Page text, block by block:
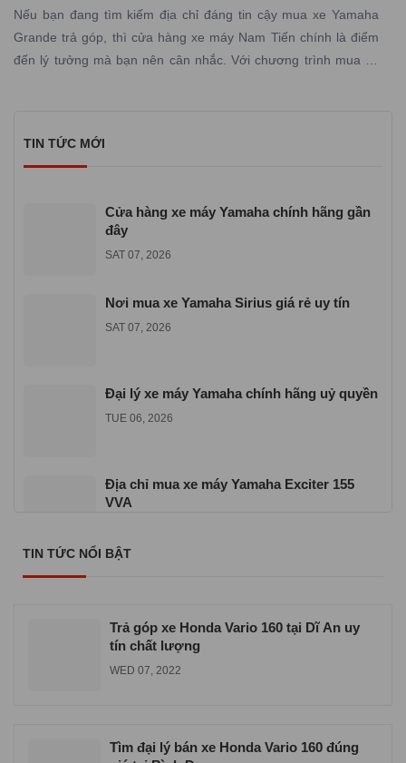
Nếu bạn đang tìm kiếm địa chỉ đáng tin cậy mua xe Yamaha
Grande trả góp, thì cửa hàng xe máy Nam Tiến chính là điểm
đến lý tưởng mà bạn nên cân nhắc. Với chương trình mua xe
tiện ích.
TIN TỨC MỚI
Cửa hàng xe máy Yamaha chính hãng gần
đây
SAT 07, 2026
Nơi mua xe Yamaha Sirius giá rẻ uy tín
SAT 07, 2026
Đại lý xe máy Yamaha chính hãng uỷ quyền
TUE 06, 2026
Địa chỉ mua xe máy Yamaha Exciter 155
VVA
TIN TỨC NỔI BẬT
Trả góp xe Honda Vario 160 tại Dĩ An uy
tín chất lượng
WED 07, 2022
Tìm đại lý bán xe Honda Vario 160 đúng